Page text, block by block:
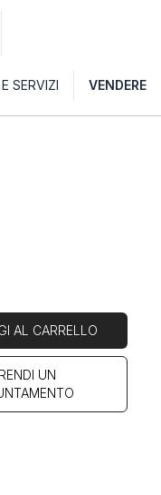
SERVIZI VENDERE
AL CARRELLO
UN